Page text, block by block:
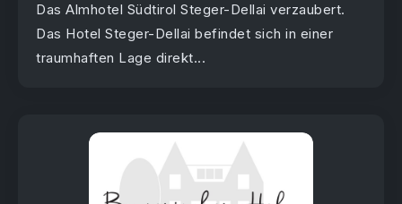
Das Almhotel Südtirol Steger-Dellai verzaubert.
Das Hotel Steger-Dellai befindet sich in einer
traumhaften Lage direkt...